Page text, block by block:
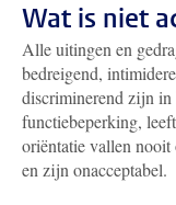
Wat is niet
Alle uitingen en
bedreigend,
discriminerend zijn
functiebeperking,
oriëntatie vallen nooit
en zijn onacceptabel.